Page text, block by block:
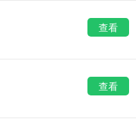
查看
查看